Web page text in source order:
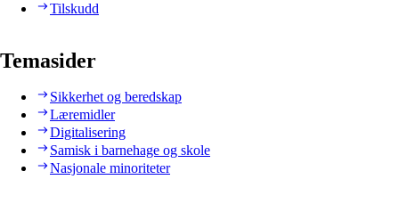
Tilskudd
Temasider
Sikkerhet og beredskap
Læremidler
Digitalisering
Samisk i barnehage og skole
Nasjonale minoriteter